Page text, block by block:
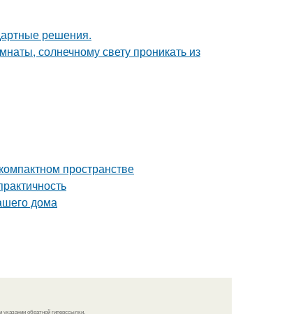
решения.
солнечному свету проникать из
пространстве
дома
указании обратной гиперссылки.